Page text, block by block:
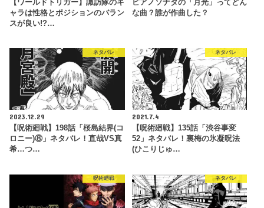
【ワールドトリガー】諏訪隊のキ
ャラは性格とポジションのバラン
スが良い!?…
ピアノソナタの「月光」ってどん
な曲？誰が作曲した？
ネタバレ
2023.12.29
【呪術廻戦】198話「桜島結界(コ
ロニー)⑧」ネタバレ！直哉VS真
希…つ…
ネタバレ
2021.7.4
【呪術廻戦】135話「渋谷事変
52」ネタバレ！裏梅の氷凝呪法
(ひこりじゅ…
呪術廻戦 ネタバレ